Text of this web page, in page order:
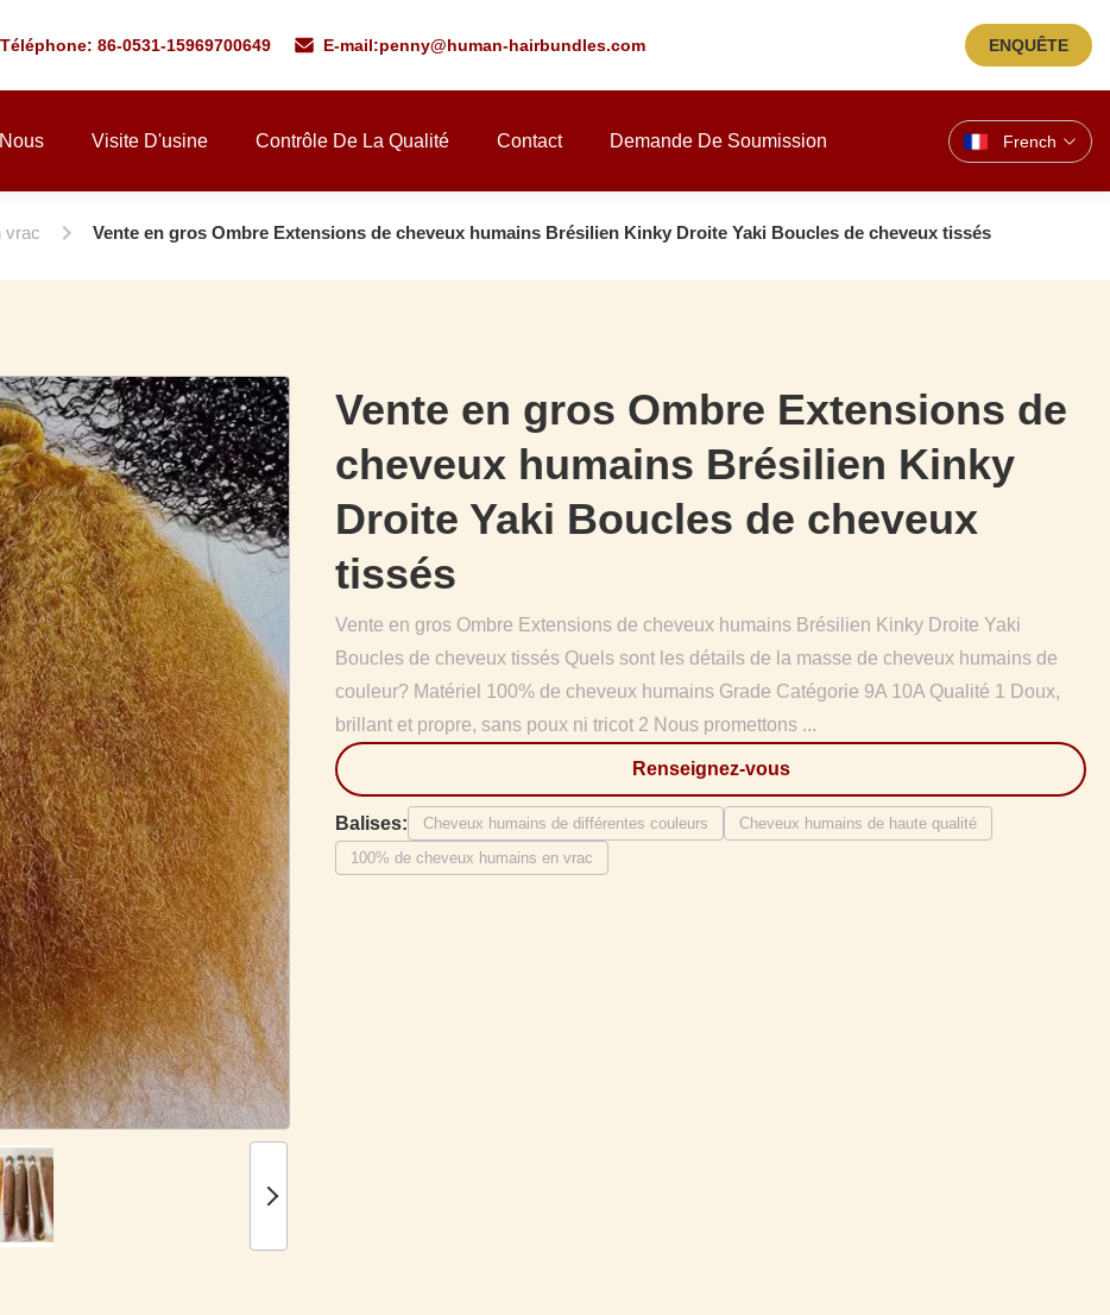
Téléphone: 86-0531-15969700649 E-mail:penny@human-hairbundles.com ENQUÊTE
Visite D'usine Contrôle De La Qualité Contact Demande De Soumission French
vrac Vente en gros Ombre Extensions de cheveux humains Brésilien Kinky Droite Yaki Boucles de cheveux tissés
Vente en gros Ombre Extensions de
cheveux humains Brésilien Kinky
Droite Yaki Boucles de cheveux
tissés
Vente en gros Ombre Extensions de cheveux humains Brésilien Kinky Droite Yaki
Boucles de cheveux tissés Quels sont les détails de la masse de cheveux humains de
couleur? Matériel 100% de cheveux humains Grade Catégorie 9A 10A Qualité 1 Doux,
brillant et propre, sans poux ni tricot 2 Nous promettons ...
Renseignez-vous
Balises: Cheveux humains de différentes couleurs
Cheveux humains de haute qualité
100% de cheveux humains en vrac